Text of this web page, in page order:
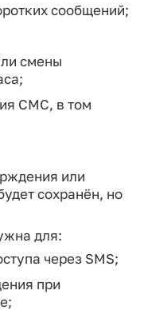
сообщений;
смены
СМС, в том
или
сохранён, но
для:
через SMS;
при